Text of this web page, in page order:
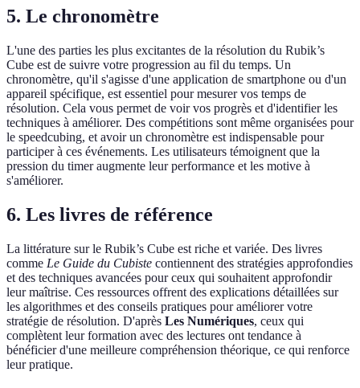
5. Le chronomètre
L'une des parties les plus excitantes de la résolution du Rubik’s
Cube est de suivre votre progression au fil du temps. Un
chronomètre, qu'il s'agisse d'une application de smartphone ou d'un
appareil spécifique, est essentiel pour mesurer vos temps de
résolution. Cela vous permet de voir vos progrès et d'identifier les
techniques à améliorer. Des compétitions sont même organisées pour
le speedcubing, et avoir un chronomètre est indispensable pour
participer à ces événements. Les utilisateurs témoignent que la
pression du timer augmente leur performance et les motive à
s'améliorer.
6. Les livres de référence
La littérature sur le Rubik’s Cube est riche et variée. Des livres
comme Le Guide du Cubiste contiennent des stratégies approfondies
et des techniques avancées pour ceux qui souhaitent approfondir
leur maîtrise. Ces ressources offrent des explications détaillées sur
les algorithmes et des conseils pratiques pour améliorer votre
stratégie de résolution. D'après Les Numériques, ceux qui
complètent leur formation avec des lectures ont tendance à
bénéficier d'une meilleure compréhension théorique, ce qui renforce
leur pratique.